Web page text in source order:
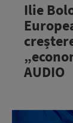
Ilie
AUDIO